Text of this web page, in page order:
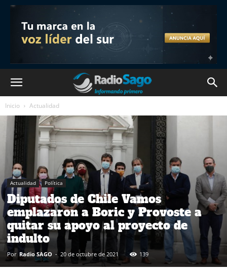
Inicio Actualidad
Actualidad Política
Diputados de Chile Vamos
emplazaron a Boric y Provoste a
quitar su apoyo al proyecto de
indulto
Por Radio SAGO - 20 de octubre de 2021 139